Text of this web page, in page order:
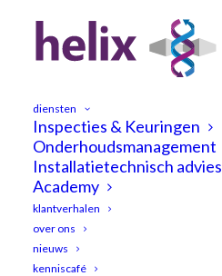
diensten
Inspecties & Keuringen
Onderhoudsmanagement
Installatietechnisch advies
Academy
klantverhalen
over ons
nieuws
kenniscafé